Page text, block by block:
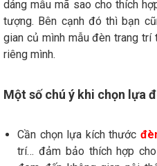
dáng mẫu mã sao cho thích
tượng. Bên cạnh đó thì bạn
gian củ mình mẫu đèn trang
riêng mình.
Một số chú ý khi chọn lựa
Cần chọn lựa kích thước
trí… đảm bảo thích hợp